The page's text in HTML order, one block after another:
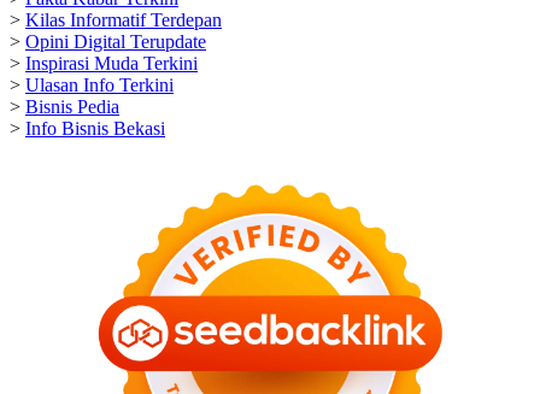
> Kilas Informatif Terdepan
> Opini Digital Terupdate
> Inspirasi Muda Terkini
> Ulasan Info Terkini
> Bisnis Pedia
> Info Bisnis Bekasi